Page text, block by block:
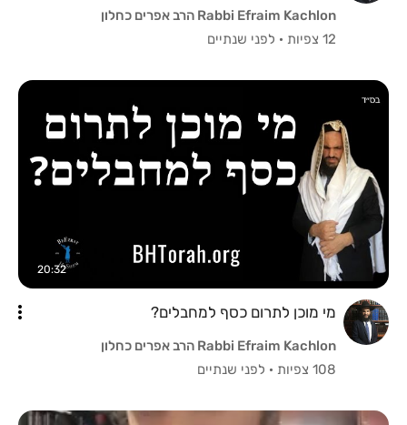
Rabbi Efraim Kachlon הרב אפרים כחלון
12 צפיות
· לפני שנתיים
20:32
מי מוכן לתרום כסף למחבלים?
Rabbi Efraim Kachlon הרב אפרים כחלון
108 צפיות
· לפני שנתיים